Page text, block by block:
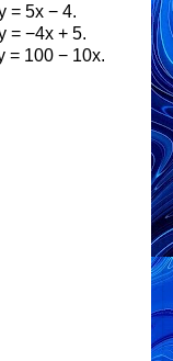
= 5x − 4.
= −4x + 5.
= 100 − 10x.